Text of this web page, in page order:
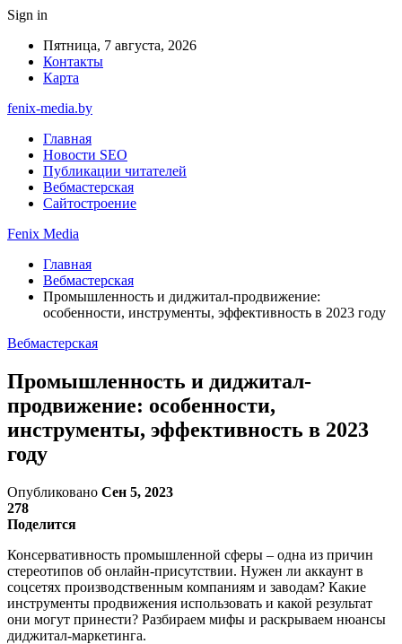
Sign in
Пятница, 7 августа, 2026
Контакты
Карта
fenix-media.by
Главная
Новости SEO
Публикации читателей
Вебмастерская
Сайтостроение
Fenix Media
Главная
Вебмастерская
Промышленность и диджитал-продвижение:
особенности, инструменты, эффективность в 2023 году
Вебмастерская
Промышленность и диджитал-
продвижение: особенности,
инструменты, эффективность в 2023
году
Опубликовано Сен 5, 2023
278
Поделится
Консервативность промышленной сферы – одна из причин
стереотипов об онлайн-присутствии. Нужен ли аккаунт в
соцсетях производственным компаниям и заводам? Какие
инструменты продвижения использовать и какой результат
они могут принести? Разбираем мифы и раскрываем нюансы
диджитал-маркетинга.